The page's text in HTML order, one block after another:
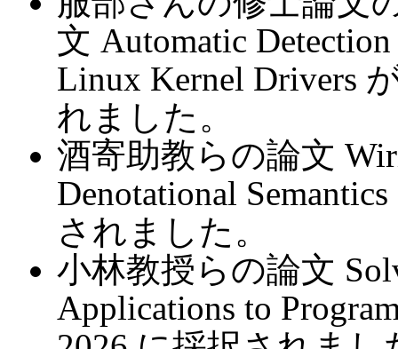
文 Automatic
Linux Kernel Drivers
れました。
酒寄助教らの論文
Denotational
されました。
小林教授らの論文
Applications to